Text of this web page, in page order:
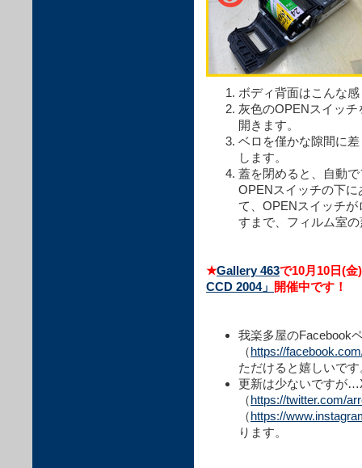
ボディ背面はこんな
灰色のOPENスイッ
開きます。
ベロを僅かな隙間に
します。
蓋を閉めると、自動
OPENスイッチの下に
て、OPENスイッチ
すまで、フィルム室
★Gallery 463で10月10日(
CCD 2004」 開催中です！
我楽多屋のFacebook
（https://
ただけると嬉しいです
更新は少ないですが
（https://twitter.com/
（https://
ります。